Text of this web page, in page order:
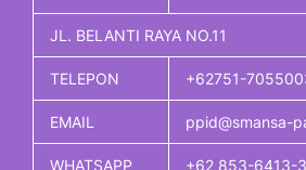
JL. BELANTI RAYA NO.11
TELEPON +62751-
EMAIL ppid@smansa-
WHATSAPP +62 853-6413-